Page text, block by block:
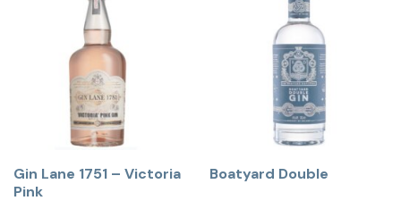
Gin Lane 1751 – Victoria
Pink
Boatyard Double